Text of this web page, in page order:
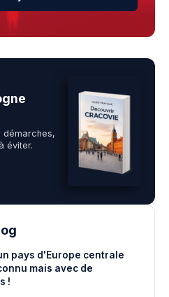
démarches,
éviter.
pays d'Europe centrale
mais avec de
!